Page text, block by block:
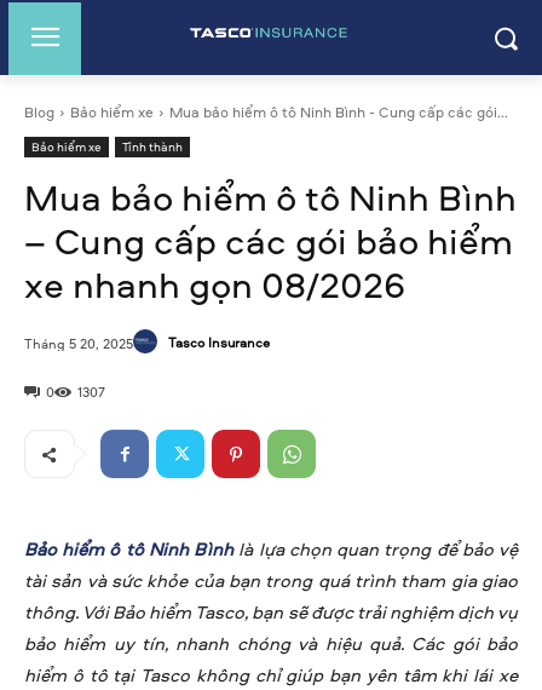
Blog Bảo hiểm xe Mua bảo hiểm ô tô Ninh Bình - Cung cấp các gói...
Bảo hiểm xe Tỉnh thành
Mua bảo hiểm ô tô Ninh Bình
– Cung cấp các gói bảo hiểm
xe nhanh gọn 08/2026
0 1307
Tháng 5 20, 2025 Tasco Insurance
Bảo hiểm ô tô Ninh Bìnhlà lựa chọn quan trọng để bảo vệ
tài sản và sức khỏe của bạn trong quá trình tham gia giao
thông. Với Bảo hiểm Tasco, bạn sẽ được trải nghiệm dịch vụ
bảo hiểm uy tín, nhanh chóng và hiệu quả. Các gói bảo
hiểm ô tô tại Tasco không chỉ giúp bạn yên tâm khi lái xe